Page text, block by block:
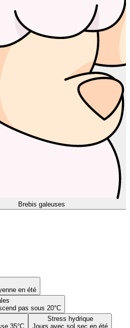
Brebis galeuses
en été
pas sous 20°C
35°C
Stress hydrique
Jours avec sol sec en été